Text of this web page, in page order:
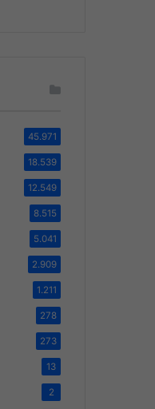
45.971
18.539
12.549
8.515
5.041
2.909
1.211
278
273
13
2